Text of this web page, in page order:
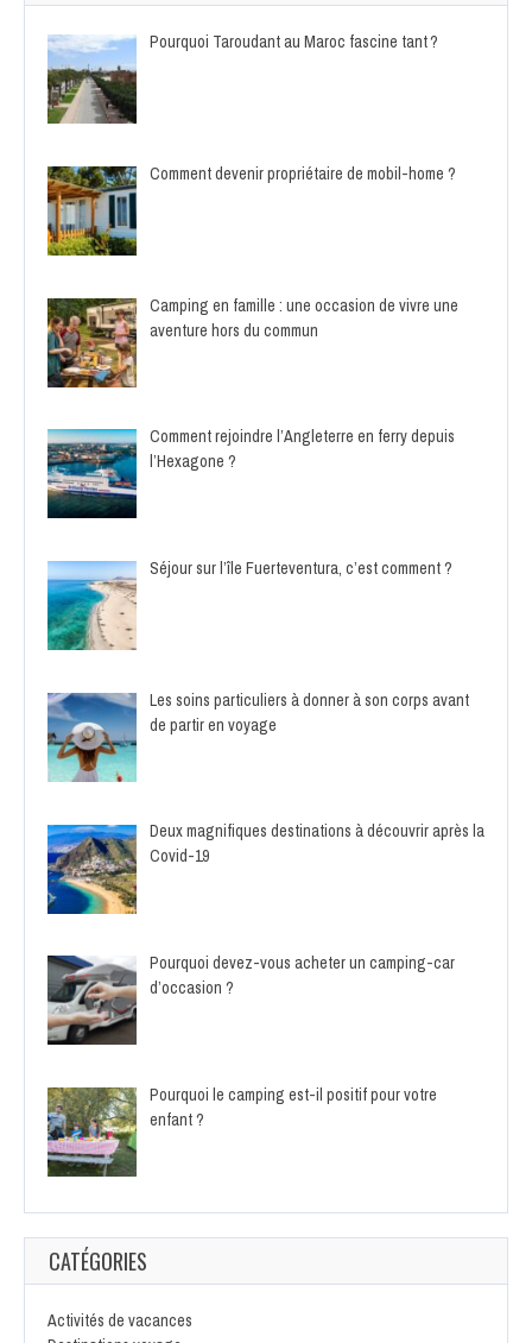
Pourquoi Taroudant au Maroc fascine tant ?
Comment devenir propriétaire de mobil-home ?
Camping en famille : une occasion de vivre une
aventure hors du commun
Comment rejoindre l’Angleterre en ferry depuis
l’Hexagone ?
Séjour sur l’île Fuerteventura, c’est comment ?
Les soins particuliers à donner à son corps avant
de partir en voyage
Deux magnifiques destinations à découvrir après la
Covid-19
Pourquoi devez-vous acheter un camping-car
d’occasion ?
Pourquoi le camping est-il positif pour votre
enfant ?
CATÉGORIES
Activités de vacances